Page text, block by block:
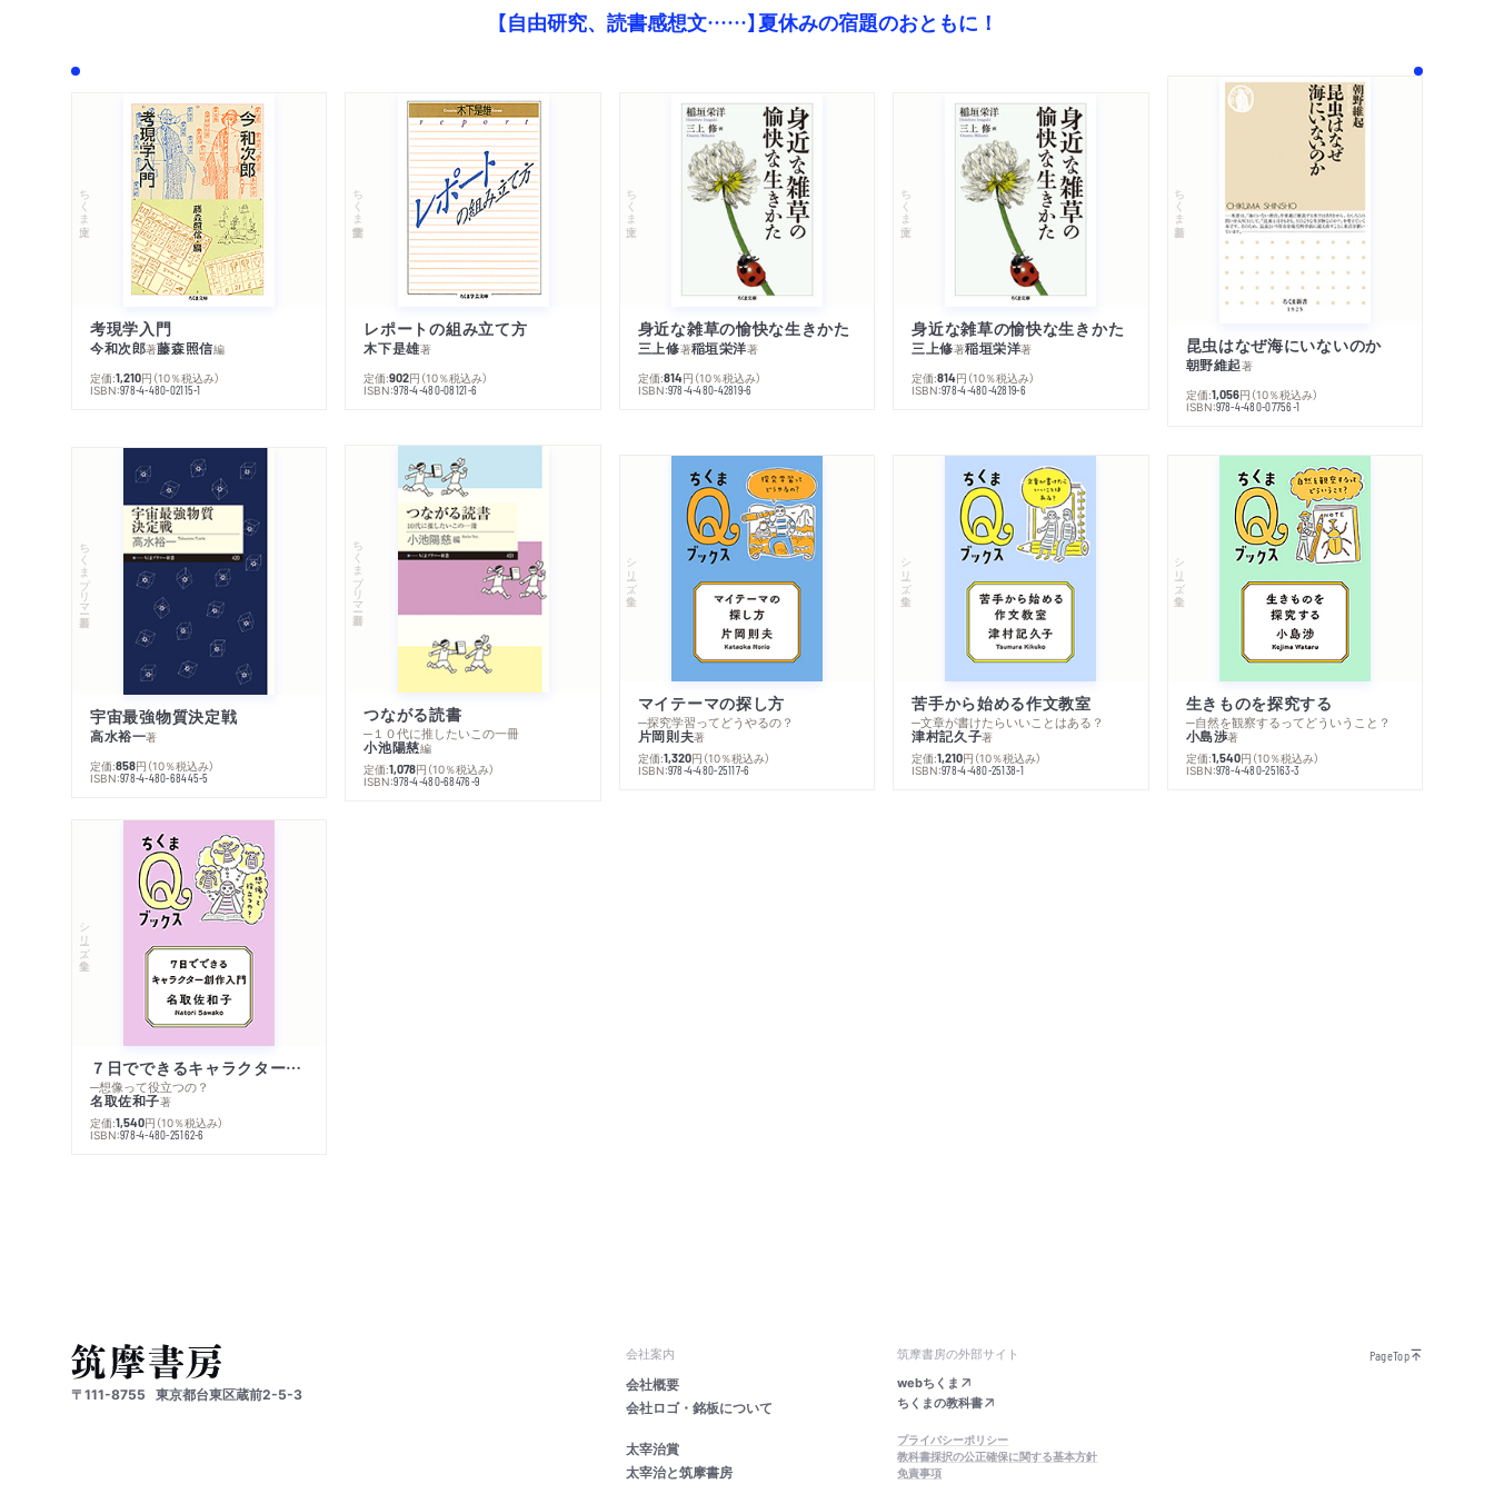
【自由研究、読書感想文……】夏休みの宿題のおともに！
ちくま文庫
考現学入門
今和次郎著藤森照信編
定価:1,210円 （10％税込み）
ISBN:978-4-480-02115-1
ちくま学芸文庫
レポートの組み立て方
木下是雄著
定価:902円 （10％税込み）
ISBN:978-4-480-08121-6
ちくま文庫
身近な雑草の愉快な生きかた
三上修著稲垣栄洋著
定価:814円 （10％税込み）
ISBN:978-4-480-42819-6
ちくま文庫
身近な雑草の愉快な生きかた
三上修著稲垣栄洋著
定価:814円 （10％税込み）
ISBN:978-4-480-42819-6
ちくま新書
昆虫はなぜ海にいないのか
朝野維起著
定価:1,056円 （10％税込み）
ISBN:978-4-480-07756-1
ちくまプリマー新書
宇宙最強物質決定戦
高水裕一著
定価:858円 （10％税込み）
ISBN:978-4-480-68445-5
ちくまプリマー新書
つながる読書
─１０代に推したいこの一冊
小池陽慈編
定価:1,078円 （10％税込み）
ISBN:978-4-480-68476-9
シリーズ・全集
マイテーマの探し方
─探究学習ってどうやるの？
片岡則夫著
定価:1,320円 （10％税込み）
ISBN:978-4-480-25117-6
シリーズ・全集
苦手から始める作文教室
─文章が書けたらいいことはある？
津村記久子著
定価:1,210円 （10％税込み）
ISBN:978-4-480-25138-1
シリーズ・全集
生きものを探究する
─自然を観察するってどういうこと？
小島渉著
定価:1,540円 （10％税込み）
ISBN:978-4-480-25163-3
シリーズ・全集
７日でできるキャラクター創作入門
─想像って役立つの？
名取佐和子著
定価:1,540円 （10％税込み）
ISBN:978-4-480-25162-6
〒111-8755 東京都台東区蔵前2-5-3
会社案内
会社概要
会社ロゴ・銘板について
太宰治賞
太宰治と筑摩書房
筑摩書房の外部サイト
webちくま
ちくまの教科書
プライバシーポリシー
教科書採択の公正確保に関する基本方針
免責事項
PageTop